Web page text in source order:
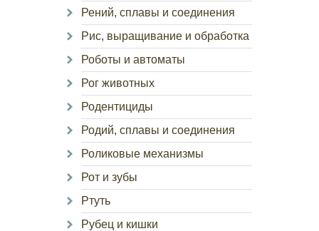
Рений, сплавы и соединения
Рис, выращивание и обработка
Роботы и автоматы
Рог животных
Родентициды
Родий, сплавы и соединения
Роликовые механизмы
Рот и зубы
Ртуть
Рубец и кишки